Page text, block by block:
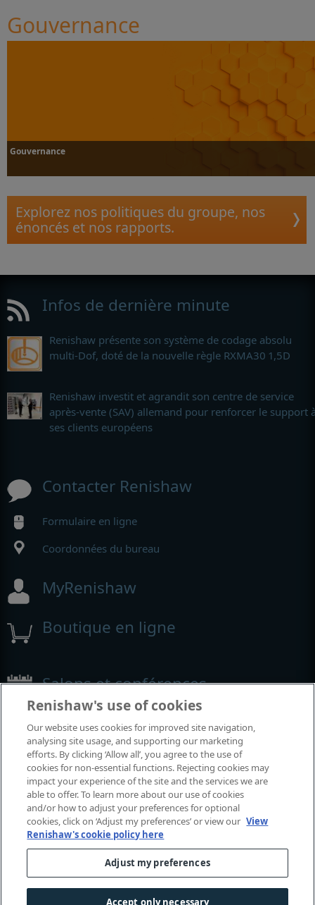
Gouvernance
Gouvernance
Plus d’informations
Explorez nos politiques du groupe, nos
énoncés et nos rapports.
Infos de dernière minute
Renishaw présente son système de codage absolu
multi-Dof, doté de la nouvelle règle RXMA30 1,5D
Renishaw investit et agrandit son centre de service
après-vente (SAV) allemand pour renforcer le support
ses clients européens
Contacter Renishaw
Formulaire en ligne
Coordonnées du bureau
MyRenishaw
Boutique en ligne
Salons et conférences
© 2001-2026 Renishaw plc. Tous droits réservés.
Contactez-nous|Juridique et conformité|Accessibilité|
Confidentialité
Renishaw's use of cookies
Our website uses cookies for improved site navigation,
analysing site usage, and supporting our marketing
efforts. By clicking ‘Allow all’, you agree to the use of
cookies for non-essential functions. Rejecting cookies may
impact your experience of the site and the services we are
able to offer. To learn more about our use of cookies
and/or how to adjust your preferences for optional
cookies, click on ‘Adjust my preferences’ or view our View
Renishaw's cookie policy here
Adjust my preferences
Accept only necessary